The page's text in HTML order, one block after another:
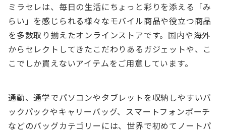
ミラセレは、毎日の生活にちょっと彩りを添える「み
らい」を感じられる様々なモバイル商品や役立つ商品
を多数取り揃えたオンラインストアです。国内や海外
からセレクトしてきたこだわりあるガジェットや、こ
こでしか買えないアイテムをご用意しています。
通勤、通学でパソコンやタブレットを収納しやすいバ
ックパックやキャリーバッグ、スマートフォンポーチ
などのバッグカテゴリーには、世界で初めてノートパ